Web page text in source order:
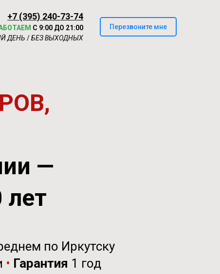
+7 (395) 240-73-74
С 9:00 ДО 21:00
ДЕНЬ /БЕЗ ВЫХОДНЫХ
Перезвоните мне
—
лет
по Иркутску
• Гарантия 1 год